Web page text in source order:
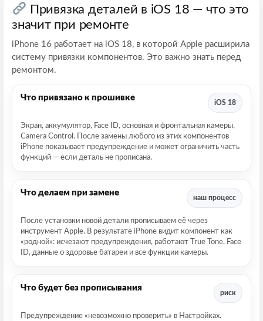
Привязка деталей в iOS 18 — что это
значит при ремонте
iPhone 16 работает на iOS 18, в которой Apple расширила
систему привязки компонентов. Это важно знать перед
ремонтом.
Что привязано к прошивке
iOS 18
Экран, аккумулятор, Face ID, основная и фронтальная камеры,
Camera Control. После замены любого из этих компонентов
iPhone показывает предупреждение и может ограничить часть
функций — если деталь не прописана.
Что делаем при замене
наш процесс
После установки новой детали прописываем её через
инструмент Apple. В результате iPhone видит компонент как
«родной»: исчезают предупреждения, работают True Tone, Face
ID, данные о здоровье батареи и все функции камеры.
Что будет без прописывания
риск
Предупреждение «невозможно проверить» в Настройках.